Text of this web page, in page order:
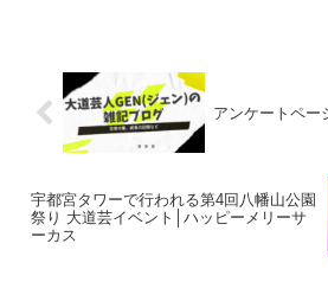
アンケートペー
宇都宮タワーで行われる第4回八幡山公園
祭り 大道芸イベント│ハッピーメリーサ
ーカス